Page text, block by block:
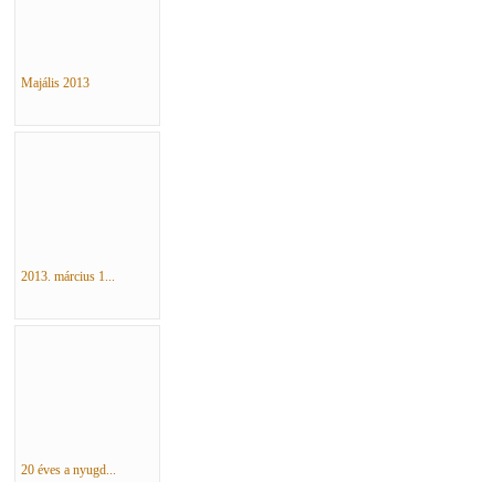
Majális 2013
2013. március 1...
20 éves a nyugd...